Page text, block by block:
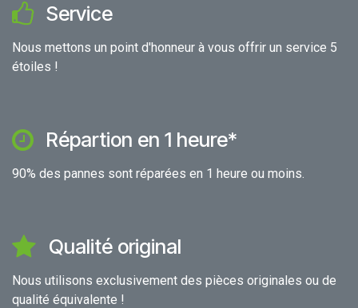
Service
Nous mettons un point d'honneur à vous offrir un service 5
étoiles !
Répartion en 1 heure*
90% des pannes sont réparées en 1 heure ou moins.
Qualité original
Nous utilisons exclusivement des pièces originales ou de
qualité équivalente !